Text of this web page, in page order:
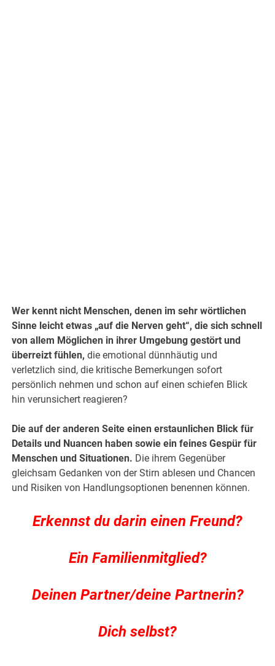
Wer kennt nicht Menschen, denen im sehr wörtlichen
Sinne leicht etwas „auf die Nerven geht“, die sich schnell
von allem Möglichen in ihrer Umgebung gestört und
überreizt fühlen, die emotional dünnhäutig und
verletzlich sind, die kritische Bemerkungen sofort
persönlich nehmen und schon auf einen schiefen Blick
hin verunsichert reagieren?
Die auf der anderen Seite einen erstaunlichen Blick für
Details und Nuancen haben sowie ein feines Gespür für
Menschen und Situationen. Die ihrem Gegenüber
gleichsam Gedanken von der Stirn ablesen und Chancen
und Risiken von Handlungsoptionen benennen können.
Erkennst du darin einen Freund?
Ein Familienmitglied?
Deinen Partner/deine Partnerin?
Dich selbst?